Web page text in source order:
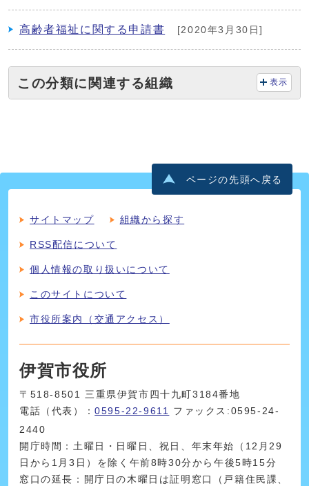
高齢者福祉に関する申請書 [2020年3月30日]
この分類に関連する組織 表示
ページの先頭へ戻る
サイトマップ 組織から探す
RSS配信について
個人情報の取り扱いについて
このサイトについて
市役所案内（交通アクセス）
伊賀市役所
〒518-8501 三重県伊賀市四十九町3184番地
電話（代表）：0595-22-9611
ファックス:0595-24-
2440
開庁時間：土曜日・日曜日、祝日、年末年始（12月29
日から1月3日）を除く午前8時30分から午後5時15分
窓口の延長：開庁日の木曜日は証明窓口（戸籍住民課、